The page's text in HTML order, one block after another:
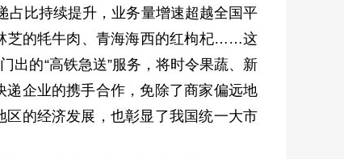
占比持续提升，业务量增速超越全国平
芝的牦牛肉、青海海西的红枸杞……这
出的“高铁急送”服务，将时令果蔬、新
企业的携手合作，免除了商家偏远地
的经济发展，也彰显了我国统一大市